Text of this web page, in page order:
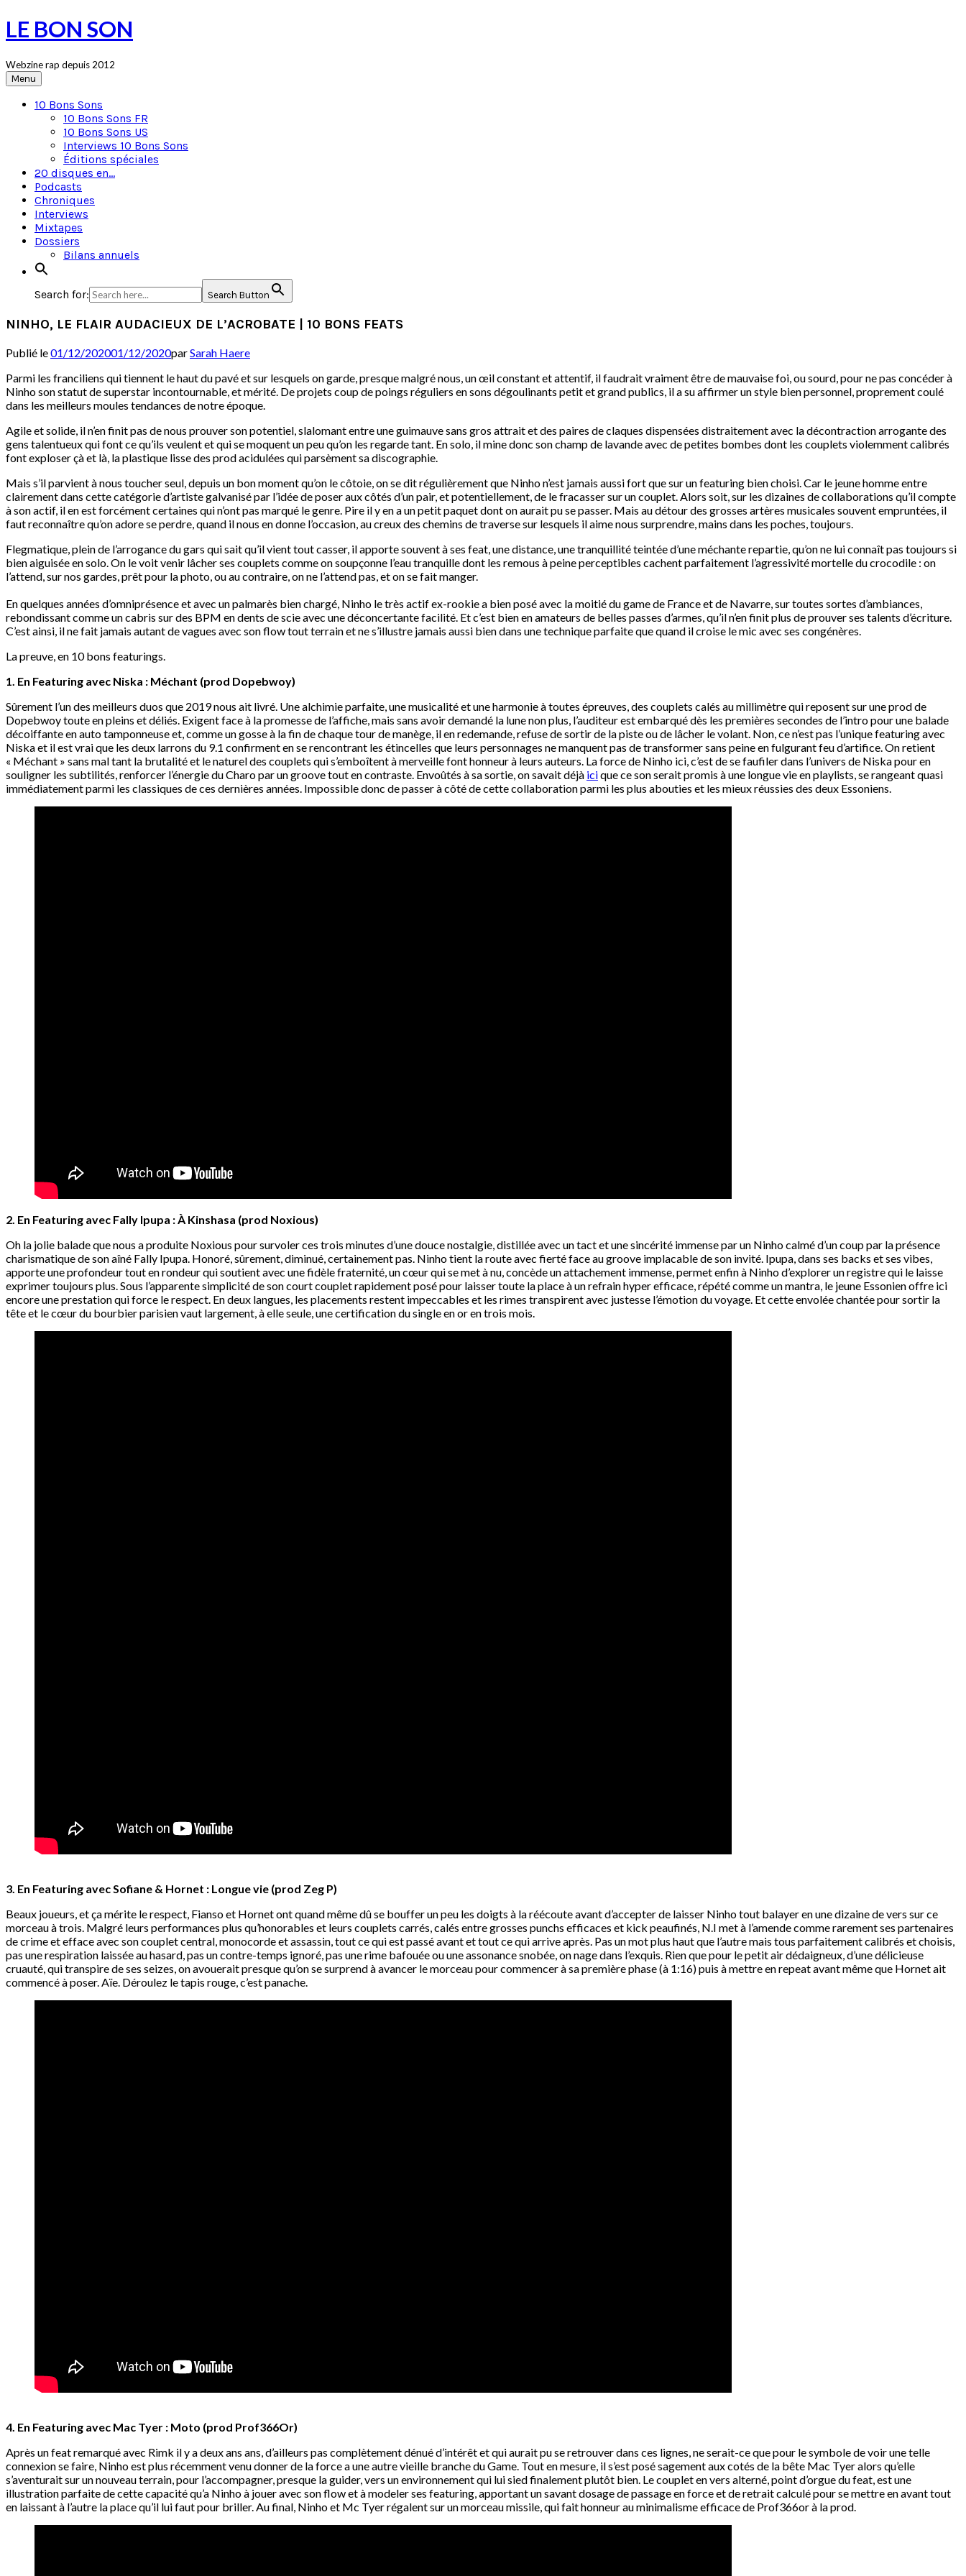
Skip
to
LE BON SON
Webzine rap depuis 2012
Menu
10 Bons Sons
10 Bons Sons FR
10 Bons Sons US
Interviews 10 Bons Sons
Éditions spéciales
20 disques en…
Podcasts
Chroniques
Interviews
Mixtapes
Dossiers
Bilans annuels
Search for: Search Button
NINHO, LE FLAIR AUDACIEUX DE L’ACROBATE | 10 BONS FEATS
Publié le01/12/202001/12/2020parSarah Haere
Parmi les franciliens qui tiennent le haut du pavé et sur lesquels on garde, presque malgré nous, un œil constant et attentif, il faudrait vraiment être de mauvaise foi, ou sourd, pour ne pas concéder à
Ninho son statut de superstar incontournable, et mérité. De projets coup de poings réguliers en sons dégoulinants petit et grand publics, il a su affirmer un style bien personnel, proprement coulé
dans les meilleurs moules tendances de notre époque.
Agile et solide, il n’en finit pas de nous prouver son potentiel, slalomant entre une guimauve sans gros attrait et des paires de claques dispensées distraitement avec la décontraction arrogante des
gens talentueux qui font ce qu’ils veulent et qui se moquent un peu qu’on les regarde tant. En solo, il mine donc son champ de lavande avec de petites bombes dont les couplets violemment calibrés
font exploser çà et là, la plastique lisse des prod acidulées qui parsèment sa discographie.
Mais s’il parvient à nous toucher seul, depuis un bon moment qu’on le côtoie, on se dit régulièrement que Ninho n’est jamais aussi fort que sur un featuring bien choisi. Car le jeune homme entre
clairement dans cette catégorie d’artiste galvanisé par l’idée de poser aux côtés d’un pair, et potentiellement, de le fracasser sur un couplet. Alors soit, sur les dizaines de collaborations qu’il compte
à son actif, il en est forcément certaines qui n’ont pas marqué le genre. Pire il y en a un petit paquet dont on aurait pu se passer. Mais au détour des grosses artères musicales souvent empruntées, il
faut reconnaître qu’on adore se perdre, quand il nous en donne l’occasion, au creux des chemins de traverse sur lesquels il aime nous surprendre, mains dans les poches, toujours.
Flegmatique, plein de l’arrogance du gars qui sait qu’il vient tout casser, il apporte souvent à ses feat, une distance, une tranquillité teintée d’une méchante repartie, qu’on ne lui connaît pas toujours si
bien aiguisée en solo. On le voit venir lâcher ses couplets comme on soupçonne l’eau tranquille dont les remous à peine perceptibles cachent parfaitement l’agressivité mortelle du crocodile : on
l’attend, sur nos gardes, prêt pour la photo, ou au contraire, on ne l’attend pas, et on se fait manger.
En quelques années d’omniprésence et avec un palmarès bien chargé, Ninho le très actif ex-rookie a bien posé avec la moitié du game de France et de Navarre, sur toutes sortes d’ambiances,
rebondissant comme un cabris sur des BPM en dents de scie avec une déconcertante facilité. Et c’est bien en amateurs de belles passes d’armes, qu’il n’en finit plus de prouver ses talents d’écriture.
C’est ainsi, il ne fait jamais autant de vagues avec son flow tout terrain et ne s’illustre jamais aussi bien dans une technique parfaite que quand il croise le mic avec ses congénères.
La preuve, en 10 bons featurings.
1. En Featuring avec Niska : Méchant (prod Dopebwoy)
Sûrement l’un des meilleurs duos que 2019 nous ait livré. Une alchimie parfaite, une musicalité et une harmonie à toutes épreuves, des couplets calés au millimètre qui reposent sur une prod de
Dopebwoy toute en pleins et déliés. Exigent face à la promesse de l’affiche, mais sans avoir demandé la lune non plus, l’auditeur est embarqué dès les premières secondes de l’intro pour une balade
décoiffante en auto tamponneuse et, comme un gosse à la fin de chaque tour de manège, il en redemande, refuse de sortir de la piste ou de lâcher le volant. Non, ce n’est pas l’unique featuring avec
Niska et il est vrai que les deux larrons du 9.1 confirment en se rencontrant les étincelles que leurs personnages ne manquent pas de transformer sans peine en fulgurant feu d’artifice. On retient
« Méchant » sans mal tant la brutalité et le naturel des couplets qui s’emboîtent à merveille font honneur à leurs auteurs. La force de Ninho ici, c’est de se faufiler dans l’univers de Niska pour en
souligner les subtilités, renforcer l’énergie du Charo par un groove tout en contraste. Envoûtés à sa sortie, on savait déjà icique ce son serait promis à une longue vie en playlists, se rangeant quasi
immédiatement parmi les classiques de ces dernières années. Impossible donc de passer à côté de cette collaboration parmi les plus abouties et les mieux réussies des deux Essoniens.
2. En Featuring avec Fally Ipupa : À Kinshasa (prod Noxious)
Oh la jolie balade que nous a produite Noxious pour survoler ces trois minutes d’une douce nostalgie, distillée avec un tact et une sincérité immense par un Ninho calmé d’un coup par la présence
charismatique de son aîné Fally Ipupa. Honoré, sûrement, diminué, certainement pas. Ninho tient la route avec fierté face au groove implacable de son invité. Ipupa, dans ses backs et ses vibes,
apporte une profondeur tout en rondeur qui soutient avec une fidèle fraternité, un cœur qui se met à nu, concède un attachement immense, permet enfin à Ninho d’explorer un registre qui le laisse
exprimer toujours plus. Sous l’apparente simplicité de son court couplet rapidement posé pour laisser toute la place à un refrain hyper efficace, répété comme un mantra, le jeune Essonien offre ici
encore une prestation qui force le respect. En deux langues, les placements restent impeccables et les rimes transpirent avec justesse l’émotion du voyage. Et cette envolée chantée pour sortir la
tête et le cœur du bourbier parisien vaut largement, à elle seule, une certification du single en or en trois mois.
3. En Featuring avec Sofiane & Hornet : Longue vie (prod Zeg P)
Beaux joueurs, et ça mérite le respect, Fianso et Hornet ont quand même dû se bouffer un peu les doigts à la réécoute avant d’accepter de laisser Ninho tout balayer en une dizaine de vers sur ce
morceau à trois. Malgré leurs performances plus qu’honorables et leurs couplets carrés, calés entre grosses punchs efficaces et kick peaufinés, N.I met à l’amende comme rarement ses partenaires
de crime et efface avec son couplet central, monocorde et assassin, tout ce qui est passé avant et tout ce qui arrive après. Pas un mot plus haut que l’autre mais tous parfaitement calibrés et choisis,
pas une respiration laissée au hasard, pas un contre-temps ignoré, pas une rime bafouée ou une assonance snobée, on nage dans l’exquis. Rien que pour le petit air dédaigneux, d’une délicieuse
cruauté, qui transpire de ses seizes, on avouerait presque qu’on se surprend à avancer le morceau pour commencer à sa première phase (à 1:16) puis à mettre en repeat avant même que Hornet ait
commencé à poser. Aïe. Déroulez le tapis rouge, c’est panache.
4. En Featuring avec Mac Tyer : Moto (prod Prof366Or)
Après un feat remarqué avec Rimk il y a deux ans ans, d’ailleurs pas complètement dénué d’intérêt et qui aurait pu se retrouver dans ces lignes, ne serait-ce que pour le symbole de voir une telle
connexion se faire, Ninho est plus récemment venu donner de la force a une autre vieille branche du Game. Tout en mesure, il s’est posé sagement aux cotés de la bête Mac Tyer alors qu’elle
s’aventurait sur un nouveau terrain, pour l’accompagner, presque la guider, vers un environnement qui lui sied finalement plutôt bien. Le couplet en vers alterné, point d’orgue du feat, est une
illustration parfaite de cette capacité qu’a Ninho à jouer avec son flow et à modeler ses featuring, apportant un savant dosage de passage en force et de retrait calculé pour se mettre en avant tout
en laissant à l’autre la place qu’il lui faut pour briller. Au final, Ninho et Mc Tyer régalent sur un morceau missile, qui fait honneur au minimalisme efficace de Prof366or à la prod.